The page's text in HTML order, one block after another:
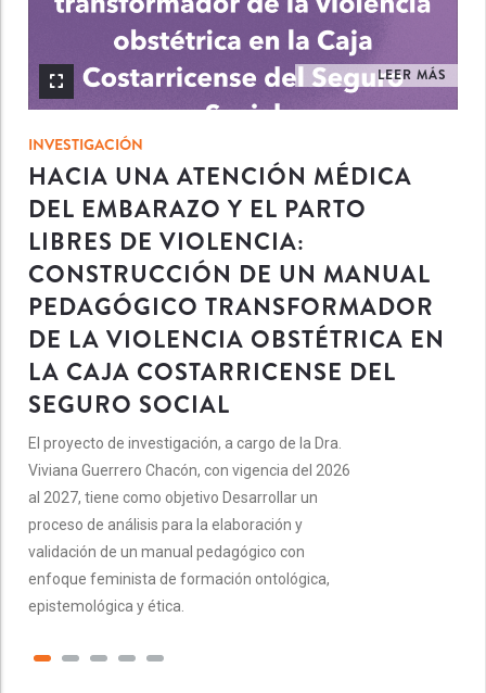
LEER MÁS
INVESTIGACIÓN
HACIA UNA ATENCIÓN MÉDICA
DEL EMBARAZO Y EL PARTO
LIBRES DE VIOLENCIA:
CONSTRUCCIÓN DE UN MANUAL
PEDAGÓGICO TRANSFORMADOR
DE LA VIOLENCIA OBSTÉTRICA EN
LA CAJA COSTARRICENSE DEL
SEGURO SOCIAL
El proyecto de investigación, a cargo de la Dra.
Viviana Guerrero Chacón, con vigencia del 2026
al 2027, tiene como objetivo Desarrollar un
proceso de análisis para la elaboración y
validación de un manual pedagógico con
enfoque feminista de formación ontológica,
epistemológica y ética.